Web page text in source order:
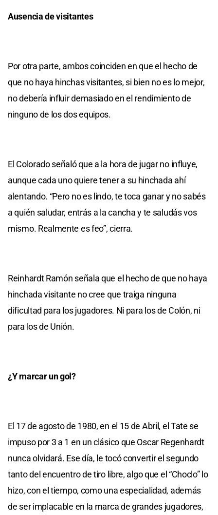
Ausencia de visitantes
Por otra parte, ambos coinciden en que el hecho de
que no haya hinchas visitantes, si bien no es lo mejor,
no debería influir demasiado en el rendimiento de
ninguno de los dos equipos.
El Colorado señaló que a la hora de jugar no influye,
aunque cada uno quiere tener a su hinchada ahí
alentando. “Pero no es lindo, te toca ganar y no sabés
a quién saludar, entrás a la cancha y te saludás vos
mismo. Realmente es feo”, cierra.
Reinhardt Ramón señala que el hecho de que no haya
hinchada visitante no cree que traiga ninguna
dificultad para los jugadores. Ni para los de Colón, ni
para los de Unión.
¿Y marcar un gol?
El 17 de agosto de 1980, en el 15 de Abril, el Tate se
impuso por 3 a 1 en un clásico que Oscar Regenhardt
nunca olvidará. Ese día, le tocó convertir el segundo
tanto del encuentro de tiro libre, algo que el “Choclo” lo
hizo, con el tiempo, como una especialidad, además
de ser implacable en la marca de grandes jugadores,